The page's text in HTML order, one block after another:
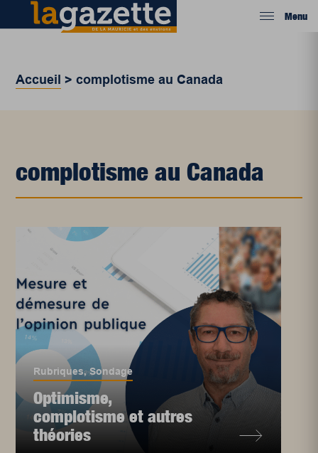
Menu
Accueil >complotisme au Canada
complotisme au Canada
Rubriques,Sondage
Optimisme,
complotisme et autres
théories